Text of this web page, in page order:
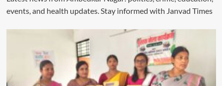
events, and health updates. Stay informed with Janvad Times